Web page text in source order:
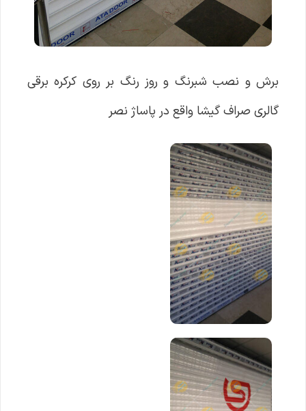
برش و نصب شبرنگ و روز رنگ بر روی کرکره برقی
گالری صراف گیشا واقع در پاساژ نصر